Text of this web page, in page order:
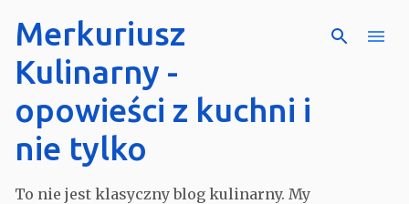
Merkuriusz
Kulinarny -
opowieści z kuchni i
nie tylko
To nie jest klasyczny blog kulinarny. My